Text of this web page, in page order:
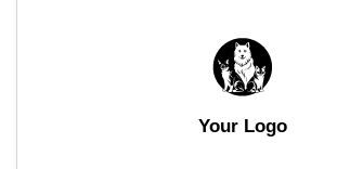
Your Logo